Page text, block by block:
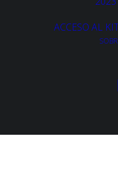
ACCESO AL